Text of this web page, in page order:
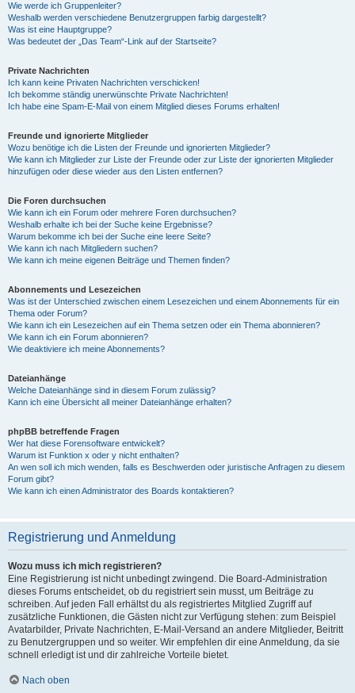
Wie werde ich Gruppenleiter?
Weshalb werden verschiedene Benutzergruppen farbig dargestellt?
Was ist eine Hauptgruppe?
Was bedeutet der „Das Team“-Link auf der Startseite?
Private Nachrichten
Ich kann keine Privaten Nachrichten verschicken!
Ich bekomme ständig unerwünschte Private Nachrichten!
Ich habe eine Spam-E-Mail von einem Mitglied dieses Forums erhalten!
Freunde und ignorierte Mitglieder
Wozu benötige ich die Listen der Freunde und ignorierten Mitglieder?
Wie kann ich Mitglieder zur Liste der Freunde oder zur Liste der ignorierten Mitglieder
hinzufügen oder diese wieder aus den Listen entfernen?
Die Foren durchsuchen
Wie kann ich ein Forum oder mehrere Foren durchsuchen?
Weshalb erhalte ich bei der Suche keine Ergebnisse?
Warum bekomme ich bei der Suche eine leere Seite?
Wie kann ich nach Mitgliedern suchen?
Wie kann ich meine eigenen Beiträge und Themen finden?
Abonnements und Lesezeichen
Was ist der Unterschied zwischen einem Lesezeichen und einem Abonnements für ein
Thema oder Forum?
Wie kann ich ein Lesezeichen auf ein Thema setzen oder ein Thema abonnieren?
Wie kann ich ein Forum abonnieren?
Wie deaktiviere ich meine Abonnements?
Dateianhänge
Welche Dateianhänge sind in diesem Forum zulässig?
Kann ich eine Übersicht all meiner Dateianhänge erhalten?
phpBB betreffende Fragen
Wer hat diese Forensoftware entwickelt?
Warum ist Funktion x oder y nicht enthalten?
An wen soll ich mich wenden, falls es Beschwerden oder juristische Anfragen zu diesem
Forum gibt?
Wie kann ich einen Administrator des Boards kontaktieren?
Registrierung und Anmeldung
Wozu muss ich mich registrieren?
Eine Registrierung ist nicht unbedingt zwingend. Die Board-Administration
dieses Forums entscheidet, ob du registriert sein musst, um Beiträge zu
schreiben. Auf jeden Fall erhältst du als registriertes Mitglied Zugriff auf
zusätzliche Funktionen, die Gästen nicht zur Verfügung stehen: zum Beispiel
Avatarbilder, Private Nachrichten, E-Mail-Versand an andere Mitglieder, Beitritt
zu Benutzergruppen und so weiter. Wir empfehlen dir eine Anmeldung, da sie
schnell erledigt ist und dir zahlreiche Vorteile bietet.
Nach oben